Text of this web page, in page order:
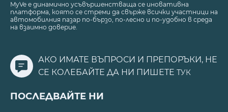
MyVe е динамично усъвършенстваща се иновативна
платформа, която се стреми да свърже всички участници на
автомобилния пазар по-бързо, по-лесно и по-удобно в среда
на взаимно доверие.
АКО ИМАТЕ ВЪПРОСИ И ПРЕПОРЪКИ, НЕ
СЕ КОЛЕБАЙТЕ ДА НИ ПИШЕТЕ ТУК
ПОСЛЕДВАЙТЕ НИ